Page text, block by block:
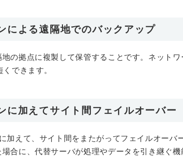
による遠隔地でのバックアップ
の拠点に複製して保管することです。ネット
できます。
に加えてサイト間フェイルオーバー
加えて、サイト間をまたがってフェイルオーバ
合に、代替サーバが処理やデータを引き継ぐ